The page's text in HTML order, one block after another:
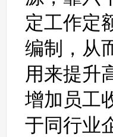
定工作定
编制，从
用来提升
增加员工
于同行业